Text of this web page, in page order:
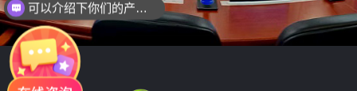
可以介绍下你们的产品么？